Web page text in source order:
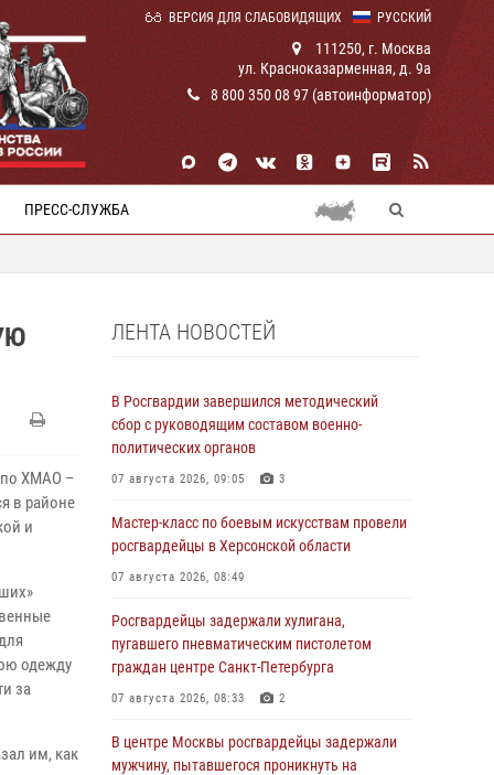
РУССКИЙ
ВЕРСИЯ ДЛЯ СЛАБОВИДЯЩИХ
111250, г. Москва
ул. Красноказарменная, д. 9а
8 800 350 08 97 (автоинформатор)
ПРЕСС-СЛУЖБА
по ХМАО –
в районе
и
одежду
за
им, как
ЛЕНТА НОВОСТЕЙ
В Росгвардии завершился методический
сбор с руководящим составом военно-
политических органов
07 августа 2026, 09:05 3
Мастер-класс по боевым искусствам провели
росгвардейцы в Херсонской области
07 августа 2026, 08:49
Росгвардейцы задержали хулигана,
пугавшего пневматическим пистолетом
граждан центре Санкт-Петербурга
07 августа 2026, 08:33 2
В центре Москвы росгвардейцы задержали
мужчину, пытавшегося проникнуть на